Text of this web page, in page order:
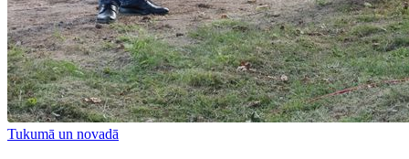
Tukumā un novadā